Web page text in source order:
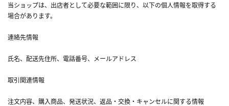
当ショップは、出店者として必要な範囲に限り、以下の個人情報を取得する
場合があります。
連絡先情報
氏名、配送先住所、電話番号、メールアドレス
取引関連情報
注文内容、購入商品、発送状況、返品・交換・キャンセルに関する情報